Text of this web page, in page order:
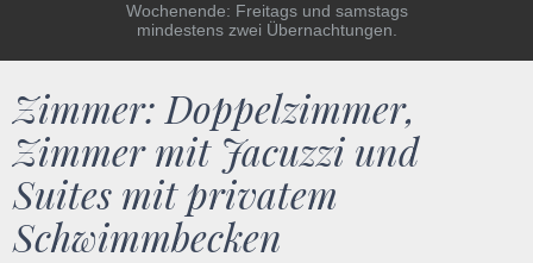
Wochenende: Freitags und samstags
mindestens zwei Übernachtungen.
Zimmer: Doppelzimmer,
Zimmer mit Jacuzzi und
Suites mit privatem
Schwimmbecken